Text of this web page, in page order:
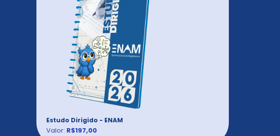
Estudo Dirigido - ENAM
Valor: R$197,00